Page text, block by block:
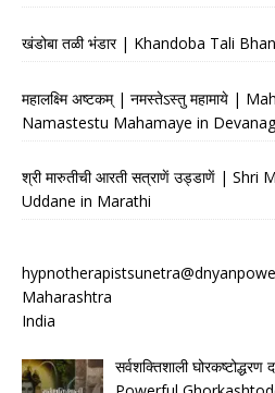
खंडोबा तळी भंडार | Khandoba Tali
महालक्ष्मि अष्टकम् | नमस्तेऽस्तु महामाये |
Namastestu Mahamaye in
श्री मारुतीची आरती सत्राणें उड्डाणें |
Uddane in Marathi
Maharashtra
India
सर्वशक्तिशाली